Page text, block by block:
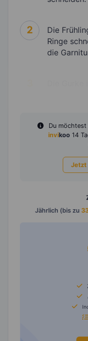
2
Die
Ringe
die
Du möchtest
invikoo 14
Jetzt
Jährlich (bis zu